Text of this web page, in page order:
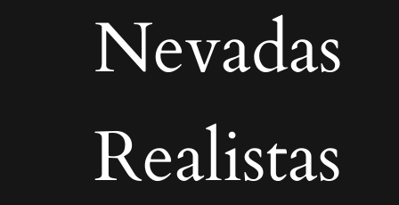
Nevadas
Realistas